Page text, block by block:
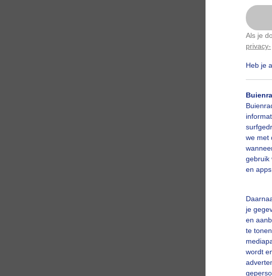
Als je
privacy-
Heb je
we met
gebruik
en
je
en
te
wordt
Door: Chris